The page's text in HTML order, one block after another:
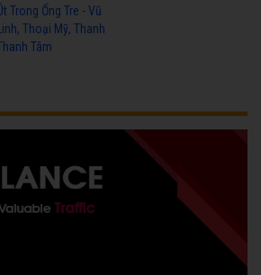
Trong Ống Tre - Vũ
Thoại Mỹ, Thanh
Tâm